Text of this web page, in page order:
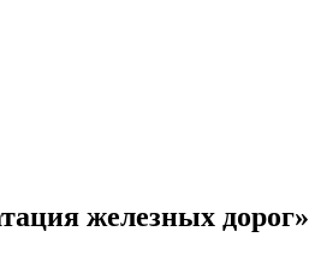
железных дорог»